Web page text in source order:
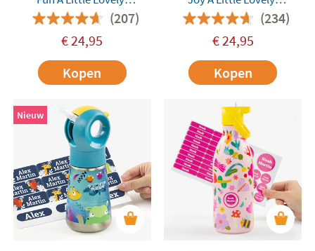
Company aanpasbaar
(207)
€ 24,95
Kopen
Company aanpasbaar
(234)
€ 24,95
Kopen
Nieuw